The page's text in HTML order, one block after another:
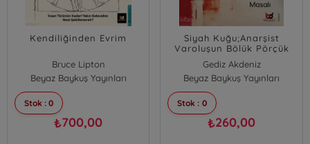
Kendiliğinden Evrim
Bruce Lipton
Steve Bhaerman
Beyaz Baykuş Yayınları
Stok : 0
₺700,00
Siyah Kuğu;Anarşist
Varoluşun Bölük Pörçük
Masalı
Gediz Akdeniz
Beyaz Baykuş Yayınları
Stok : 0
₺260,00